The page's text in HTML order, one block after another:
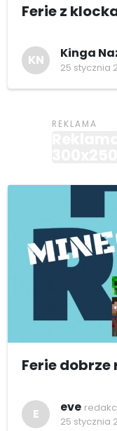
Ferie z
KN Kinga
25 stycznia
Ferie
E eve
25 stycznia